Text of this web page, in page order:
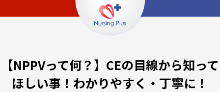
【NPPVって何？】CEの目線から知って
ほしい事！わかりやすく・丁寧に！